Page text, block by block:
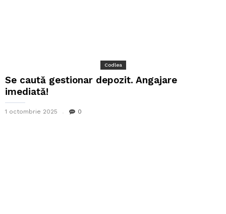
Codlea
Se caută gestionar depozit. Angajare
imediată!
1 octombrie 2025 0